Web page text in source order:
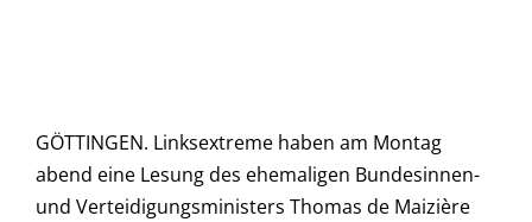
GÖTTINGEN. Linksextreme haben am Montag
abend eine Lesung des ehemaligen Bundesinnen-
und Verteidigungsministers Thomas de Maizière